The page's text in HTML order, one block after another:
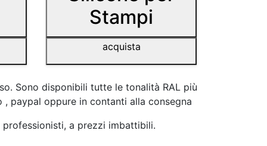
Stampi
acquista
Sono disponibili tutte le tonalità RAL più
paypal oppure in contanti alla consegna
a prezzi imbattibili.